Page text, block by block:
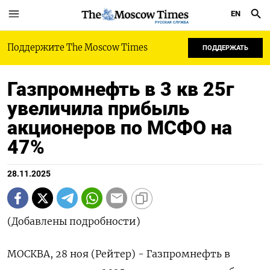
РУССКАЯ СЛУЖБА
EN
Поддержите The Moscow Times ПОДДЕРЖАТЬ
Газпромнефть в 3 кв 25г
увеличила прибыль
акционеров по МСФО на
47%
28.11.2025
(Добавлены подробности)
МОСКВА, 28 ноя (Рейтер) - Газпромнефть в